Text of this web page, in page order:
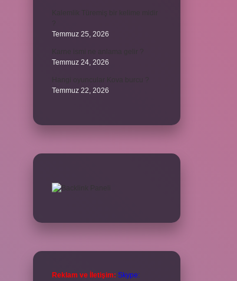
Temmuz 25, 2026
Temmuz 24, 2026
Temmuz 22, 2026
Reklam ve İletişim: Skype: